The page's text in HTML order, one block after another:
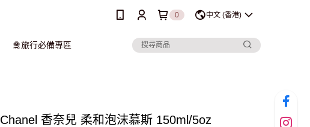
0 中文 (香港)
🛅旅行必備專區
Chanel 香奈兒 柔和泡沫慕斯 150ml/5oz